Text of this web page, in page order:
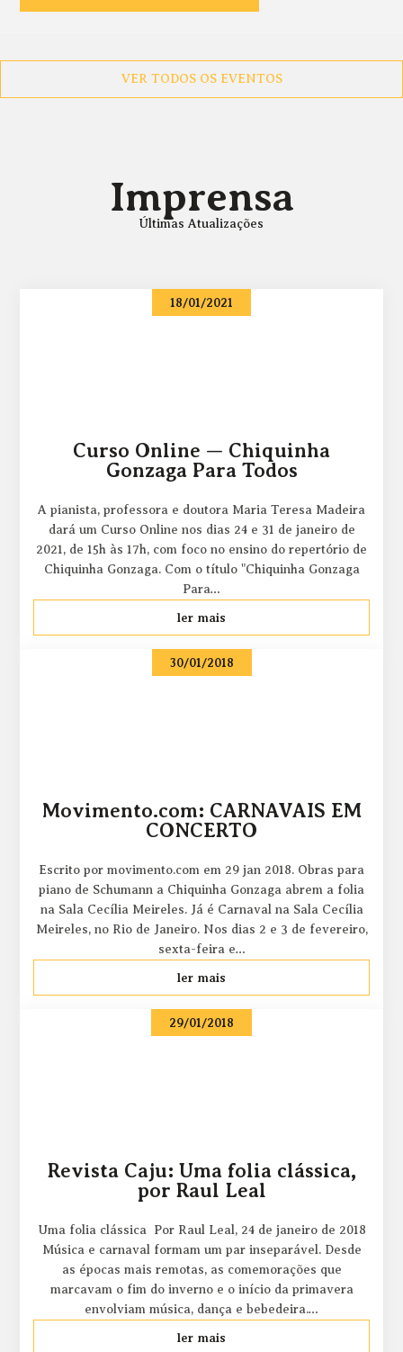
VER TODOS OS EVENTOS
Imprensa
Últimas Atualizações
18/01/2021
Curso Online — Chiquinha
Gonzaga Para Todos
A pianista, professora e doutora Maria Teresa Madeira
dará um Curso Online nos dias 24 e 31 de janeiro de
2021, de 15h às 17h, com foco no ensino do repertório de
Chiquinha Gonzaga. Com o título "Chiquinha Gonzaga
Para…
ler mais
30/01/2018
Movimento.com: CARNAVAIS EM
CONCERTO
Escrito por movimento.com em 29 jan 2018. Obras para
piano de Schumann a Chiquinha Gonzaga abrem a folia
na Sala Cecília Meireles. Já é Carnaval na Sala Cecília
Meireles, no Rio de Janeiro. Nos dias 2 e 3 de fevereiro,
sexta-feira e…
ler mais
29/01/2018
Revista Caju: Uma folia clássica,
por Raul Leal
Uma folia clássica Por Raul Leal, 24 de janeiro de 2018
Música e carnaval formam um par inseparável. Desde
as épocas mais remotas, as comemorações que
marcavam o fim do inverno e o início da primavera
envolviam música, dança e bebedeira.…
ler mais